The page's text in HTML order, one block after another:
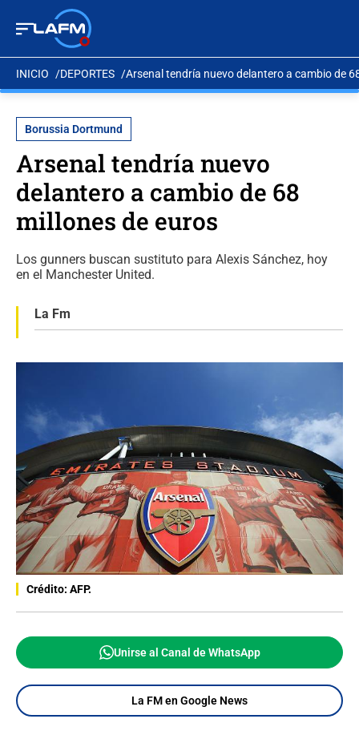
INICIO DEPORTES Arsenal tendría nuevo delantero a cambio de
Borussia Dortmund
Arsenal tendría nuevo
delantero a cambio de 68
millones de euros
Los gunners buscan sustituto para Alexis Sánchez, hoy
en el Manchester United.
La Fm
Crédito: AFP.
Unirse al Canal de WhatsApp
La FM en Google News